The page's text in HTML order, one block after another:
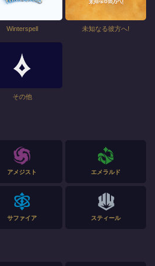
Winterspell 未知なる彼方へ!
その他
アメジスト エメラルド
サファイア スティール